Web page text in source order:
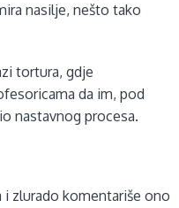
nasilje, nešto tako
tortura, gdje
da im, pod
nastavnog procesa.
zlurado komentariše ono